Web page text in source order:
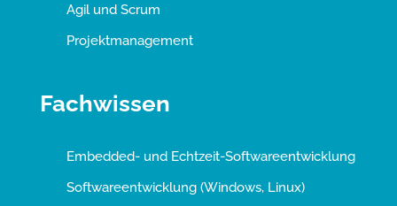
Agil und Scrum
Projektmanagement
Fachwissen
Embedded- und Echtzeit-Softwareentwicklung
Softwareentwicklung (Windows, Linux)